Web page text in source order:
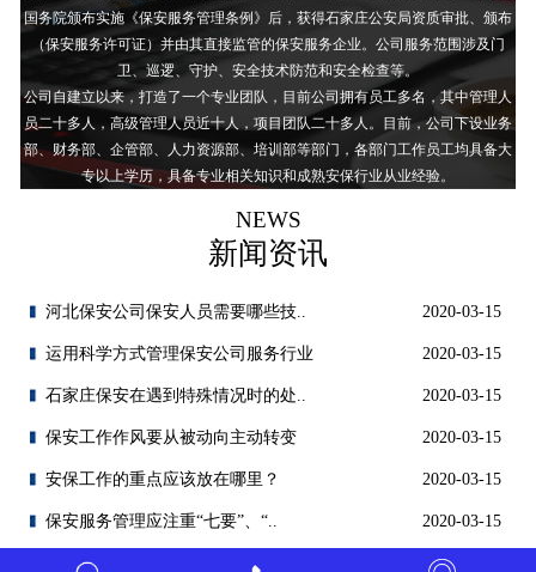
国务院颁布实施《保安服务管理条例》后，获得石家庄公安局资质审批、颁布
（保安服务许可证）并由其直接监管的保安服务企业。公司服务范围涉及门
卫、巡逻、守护、安全技术防范和安全检查等。
公司自建立以来，打造了一个专业团队，目前公司拥有员工多名，其中管理人
员二十多人，高级管理人员近十人，项目团队二十多人。目前，公司下设业务
部、财务部、企管部、人力资源部、培训部等部门，各部门工作员工均具备大
专以上学历，具备专业相关知识和成熟安保行业从业经验。
NEWS
新闻资讯
河北保安公司保安人员需要哪些技.. 2020-03-15
运用科学方式管理保安公司服务行业 2020-03-15
石家庄保安在遇到特殊情况时的处.. 2020-03-15
保安工作作风要从被动向主动转变 2020-03-15
安保工作的重点应该放在哪里？ 2020-03-15
保安服务管理应注重“七要”、“.. 2020-03-15